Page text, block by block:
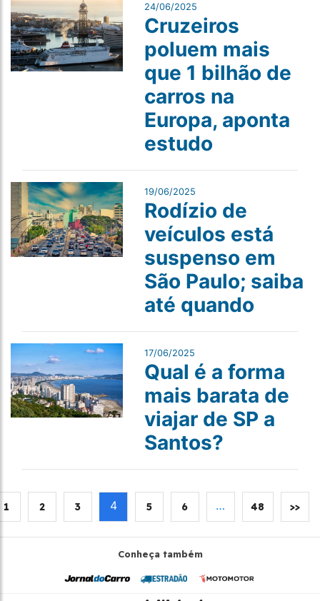
24/06/2025
Cruzeiros
poluem mais
que 1 bilhão de
carros na
Europa, aponta
estudo
19/06/2025
Rodízio de
veículos está
suspenso em
São Paulo; saiba
até quando
17/06/2025
Qual é a forma
mais barata de
viajar de SP a
Santos?
1 2 3 4 5 6 … 48 >>
Conheça também